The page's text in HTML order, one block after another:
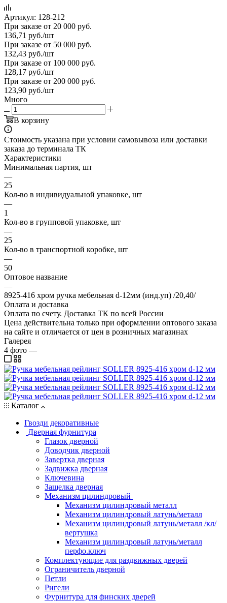
Артикул: 128-212
При заказе от 20 000 руб.
136,71 руб./шт
При заказе от 50 000 руб.
132,43 руб./шт
При заказе от 100 000 руб.
128,17 руб./шт
При заказе от 200 000 руб.
123,90 руб./шт
Много
В корзину
Стоимость указана при условии самовывоза или доставки
заказа до терминала ТК
Характеристики
Минимальная партия, шт
—
25
Кол-во в индивидуальной упаковке, шт
—
1
Кол-во в групповой упаковке, шт
—
25
Кол-во в транспортной коробке, шт
—
50
Оптовое название
—
8925-416 хром ручка мебельная d-12мм (инд.уп) /20,40/
Оплата и доставка
Оплата по счету. Доставка ТК по всей России
Цена действительна только при оформлении оптового заказа
на сайте и отличается от цен в розничных магазинах
Галерея
4 фото —
Каталог
Гвозди декоративные
Дверная фурнитура
Глазок дверной
Доводчик дверной
Завертка дверная
Задвижка дверная
Ключевина
Защелка дверная
Механизм цилиндровый
Механизм цилиндровый металл
Механизм цилиндровый латунь/металл
Механизм цилиндровый латунь/металл /кл/
вертушка
Механизм цилиндровый латунь/металл
перфо.ключ
Комплектующие для раздвижных дверей
Ограничитель дверной
Петли
Ригели
Фурнитура для финских дверей